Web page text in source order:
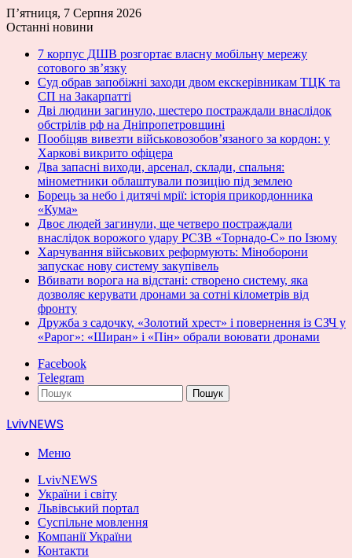
П’ятниця, 7 Серпня 2026
Останні новини
7 корпус ДШВ розгортає власну мобільну мережу
сотового зв’язку
Суд обрав запобіжні заходи двом екскерівникам ТЦК та
СП на Закарпатті
Дві людини загинуло, шестеро постраждали внаслідок
обстрілів рф на Дніпропетровщині
Пообіцяв вивезти військовозобов’язаного за кордон: у
Харкові викрито офіцера
Два запасні виходи, арсенал, склади, спальня:
мінометники облаштували позицію під землею
Борець за небо і дитячі мрії: історія прикордонника
«Кума»
Двоє людей загинули, ще четверо постраждали
внаслідок ворожого удару РСЗВ «Торнадо-С» по Ізюму
Харчування військових реформують: Міноборони
запускає нову систему закупівель
Вбивати ворога на відстані: створено систему, яка
дозволяє керувати дронами за сотні кілометрів від
фронту
Дружба з садочку, «Золотий хрест» і повернення із СЗЧ у
«Рарог»: «Ширан» і «Пін» обрали воювати дронами
Facebook
Telegram
Пошук
LvivNEWS
Меню
LvivNEWS
України і світу
Львівський портал
Суспільне мовлення
Компанії України
Контакти